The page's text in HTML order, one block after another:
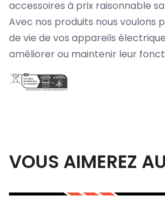
accessoires à prix raisonnable
Avec nos produits nous voulons
de vie de vos appareils
améliorer ou maintenir leur
VOUS AIMEREZ